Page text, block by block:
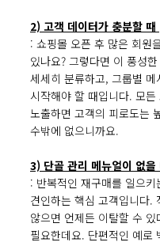
2) 고객 데이터가 충분할 때
: 쇼핑몰 오픈 후 많은 회원
있나요? 그렇다면 이 풍성
세세히 분류하고, 그룹별
시작해야 할 때입니다. 모
노출하면 고객의 피로도는
수밖에 없으니까요.
3) 단골 관리 메뉴얼이 없을
: 반복적인 재구매를 일으
견인하는 핵심 고객입니다.
않으면 언제든 이탈할 수
필요한데요. 단편적인 예로